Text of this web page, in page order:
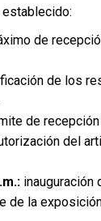
de
de los
de
del
inauguración
de la